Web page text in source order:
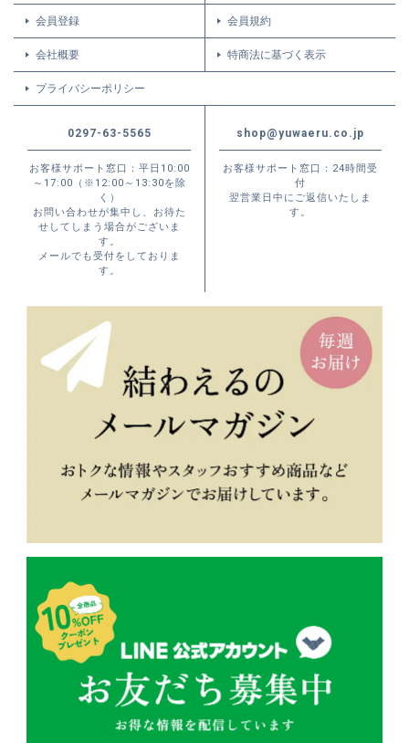
会員登録 会員規約
会社概要 特商法に基づく表示
プライバシーポリシー
0297-63-5565
お客様サポート窓口：平日10:00
～17:00（※12:00～13:30を除
く）
お問い合わせが集中し、お待た
せしてしまう場合がございま
す。
メールでも受付をしておりま
す。
shop@yuwaeru.co.jp
お客様サポート窓口：24時間受
付
翌営業日中にご返信いたしま
す。